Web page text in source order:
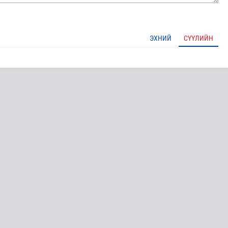
ЭХНИЙ СҮҮЛИЙН